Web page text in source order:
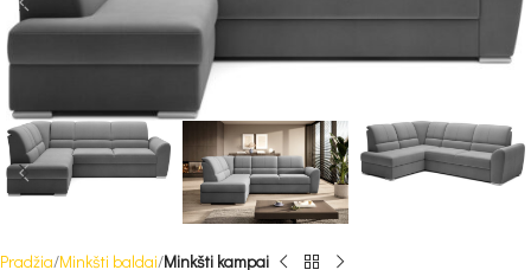
Pradžia Minkšti baldai Minkšti kampai